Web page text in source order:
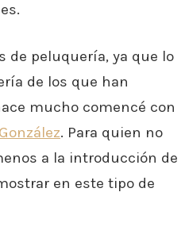
de peluquería, ya que lo
de los que han
mucho comencé con
. Para quien no
a la introducción de
en este tipo de